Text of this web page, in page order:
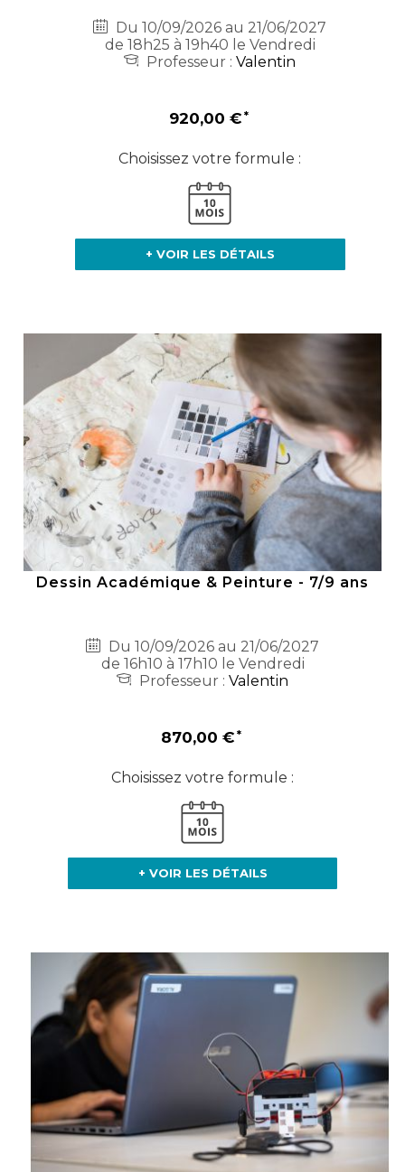
Du 10/09/2026 au 21/06/2027
de 18h25 à 19h40 le Vendredi
Professeur :Valentin
920,00 €
Choisissez votre formule :
+ VOIR LES DÉTAILS
Dessin Académique & Peinture - 7/9 ans
Du 10/09/2026 au 21/06/2027
de 16h10 à 17h10 le Vendredi
Professeur : Valentin
870,00 €
Choisissez votre formule :
+ VOIR LES DÉTAILS